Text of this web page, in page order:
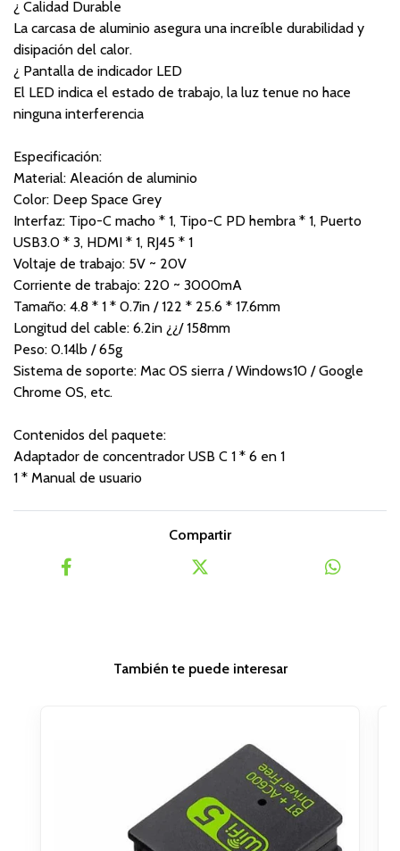
¿ Calidad Durable
La carcasa de aluminio asegura una increíble durabilidad y
disipación del calor.
¿ Pantalla de indicador LED
El LED indica el estado de trabajo, la luz tenue no hace
ninguna interferencia
Especificación:
Material: Aleación de aluminio
Color: Deep Space Grey
Interfaz: Tipo-C macho * 1, Tipo-C PD hembra * 1, Puerto
USB3.0 * 3, HDMI * 1, RJ45 * 1
Voltaje de trabajo: 5V ~ 20V
Corriente de trabajo: 220 ~ 3000mA
Tamaño: 4.8 * 1 * 0.7in / 122 * 25.6 * 17.6mm
Longitud del cable: 6.2in ¿¿/ 158mm
Peso: 0.14lb / 65g
Sistema de soporte: Mac OS sierra / Windows10 / Google
Chrome OS, etc.
Contenidos del paquete:
Adaptador de concentrador USB C 1 * 6 en 1
1 * Manual de usuario
Compartir
También te puede interesar